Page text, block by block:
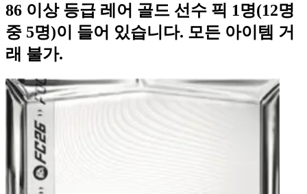
86 이상 등급 레어 골드 선수 픽 1명(12명
중 5명)이 들어 있습니다. 모든 아이템 거
래 불가.